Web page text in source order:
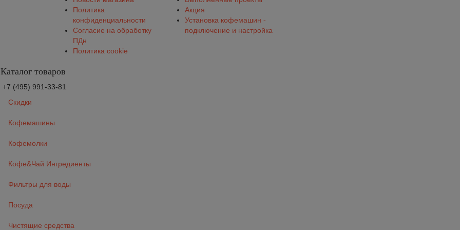
Политика
конфиденциальности
Согласие на обработку
ПДн
Политика cookie
Акция
Установка кофемашин -
подключение и настройка
Каталог товаров
+7 (495) 991-33-81
Скидки
Кофемашины
Кофемолки
Кофе&Чай Ингредиенты
Фильтры для воды
Посуда
Чистящие средства